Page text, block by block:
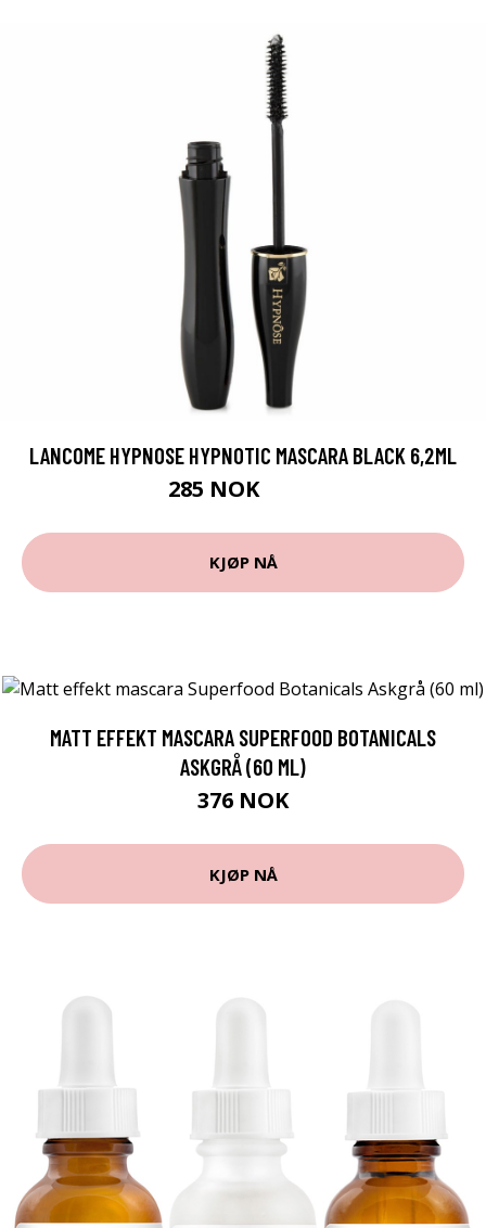
LANCOME HYPNOSE HYPNOTIC MASCARA BLACK 6,2ML
285 NOK
KJØP NÅ
MATT EFFEKT MASCARA SUPERFOOD BOTANICALS
ASKGRÅ (60 ML)
376 NOK
KJØP NÅ